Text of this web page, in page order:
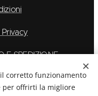
E SPEDIZIONE
corretto funzionamento
per offrirti la migliore